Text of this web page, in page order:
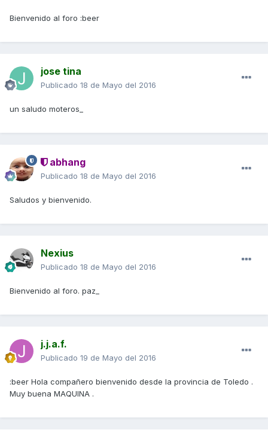
Bienvenido al foro :beer
jose tina
Publicado 18 de Mayo del 2016
un saludo moteros_
abhang
Publicado 18 de Mayo del 2016
Saludos y bienvenido.
Nexius
Publicado 18 de Mayo del 2016
Bienvenido al foro. paz_
j.j.a.f.
Publicado 19 de Mayo del 2016
:beer Hola compañero bienvenido desde la provincia de Toledo .
Muy buena MAQUINA .